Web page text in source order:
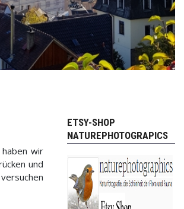
wir
und
ETSY-SHOP
NATUREPHOTOGRAPICS